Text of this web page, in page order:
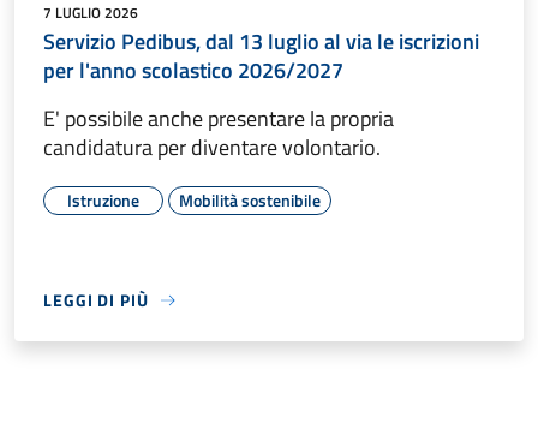
7 LUGLIO 2026
Servizio Pedibus, dal 13 luglio al via le iscrizioni
per l'anno scolastico 2026/2027
E' possibile anche presentare la propria
candidatura per diventare volontario.
Istruzione Mobilità sostenibile
LEGGI DI PIÙ